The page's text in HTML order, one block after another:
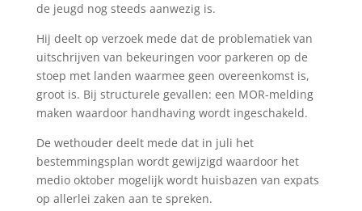
de jeugd nog steeds aanwezig is.
Hij deelt op verzoek mede dat de problematiek van
uitschrijven van bekeuringen voor parkeren op de
stoep met landen waarmee geen overeenkomst is,
groot is. Bij structurele gevallen: een MOR-melding
maken waardoor handhaving wordt ingeschakeld.
De wethouder deelt mede dat in juli het
bestemmingsplan wordt gewijzigd waardoor het
medio oktober mogelijk wordt huisbazen van expats
op allerlei zaken aan te spreken.